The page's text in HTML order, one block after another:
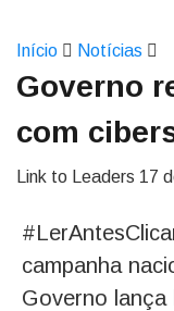
Início Notícias
Governo
com
Link to Leaders 17
campanha
Governo lança